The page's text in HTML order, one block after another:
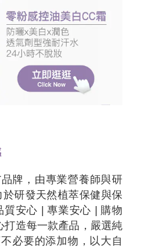
牌，由專業營養師與研
研發天然植萃保健與保
質安心 | 專業安心 | 購物
打造每一款產品，嚴選純
必要的添加物，以大自